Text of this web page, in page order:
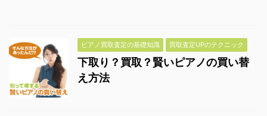
ピアノ買取査定の基礎知識 買取査定UPのテクニック
下取り？買取？賢いピアノの買い替
え方法